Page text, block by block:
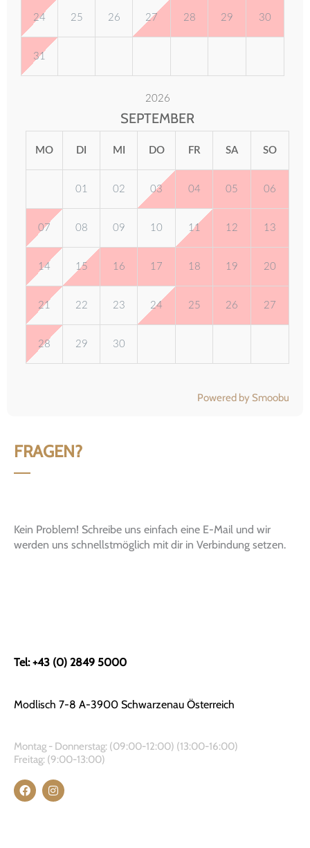
24 25 26 27 28 29 30
31
2026
SEPTEMBER
MO DI MI DO FR SA SO
01 02 03 04 05 06
07 08 09 10 11 12 13
14 15 16 17 18 19 20
21 22 23 24 25 26 27
28 29 30
Powered by Smoobu
FRAGEN?
Kein Problem! Schreibe uns einfach eine E-Mail und wir
werden uns schnellstmöglich mit dir in Verbindung setzen.
Tel: +43 (0) 2849 5000
Modlisch 7-8 A-3900 Schwarzenau Österreich
Montag - Donnerstag: (09:00-12:00) (13:00-16:00)
Freitag: (9:00-13:00)
F
a
c
I
n
s